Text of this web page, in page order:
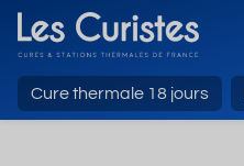
Cure thermale 18 jours